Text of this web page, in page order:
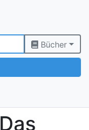
Bücher